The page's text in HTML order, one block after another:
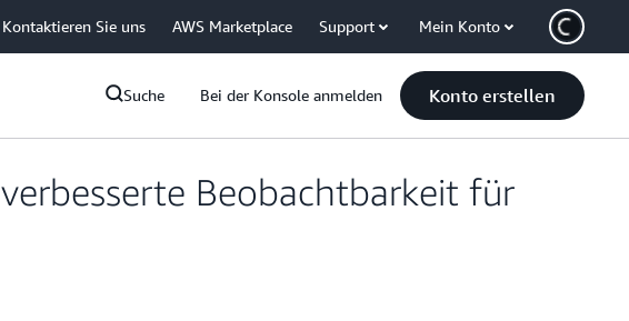
Kontaktieren Sie uns AWS Marketplace Support Mein Konto
Suche Bei der Konsole anmelden Konto erstellen
Beobachtbarkeit für